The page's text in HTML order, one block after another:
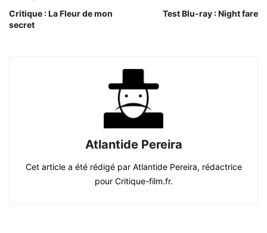
Critique : La Fleur de mon
secret
Test Blu-ray : Night fare
Atlantide Pereira
Cet article a été rédigé par Atlantide Pereira, rédactrice
pour Critique-film.fr.